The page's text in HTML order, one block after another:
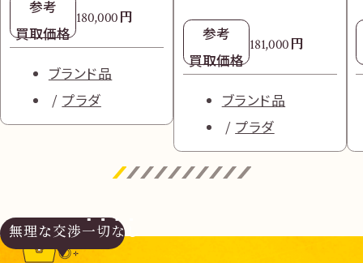
参考
買取価格
180,000円
ブランド品
プラダ
参考
買取価格
181,000円
ブランド品
プラダ
無理な交渉一切なし